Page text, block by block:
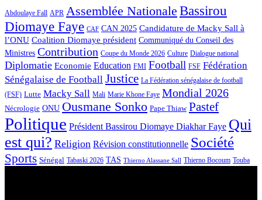
Abdoulaye Fall APR Assemblée Nationale Bassirou
Diomaye Faye CAF CAN 2025 Candidature de Macky Sall à
l’ONU Coalition Diomaye président Communiqué du Conseil des
Ministres Contribution Coupe du Monde 2026 Culture Dialogue national
Diplomatie Economie Education FMI Football FSF Fédération
Sénégalaise de Football Justice La Fédération sénégalaise de football
(FSF) Lutte Macky Sall Mali Marie Khone Faye Mondial 2026
Nécrologie ONU Ousmane Sonko Pape Thiaw Pastef
Politique Président Bassirou Diomaye Diakhar Faye Qui
est qui? Religion Révision constitutionnelle Société
Sports Sénégal Tabaski 2026 TAS Thierno Alassane Sall Thierno Bocoum Touba